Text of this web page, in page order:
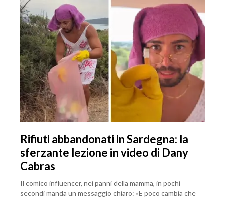
Rifiuti abbandonati in Sardegna: la
sferzante lezione in video di Dany
Cabras
Il comico influencer, nei panni della mamma, in pochi
secondi manda un messaggio chiaro: «E poco cambia che